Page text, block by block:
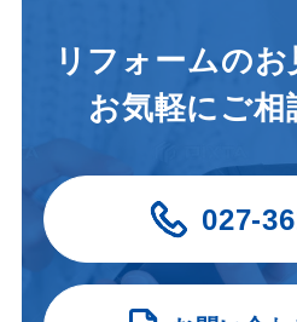
リフォームの
お気軽にご相
027-